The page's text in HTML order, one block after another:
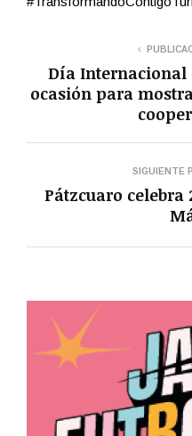
Día Internacional
ocasión para
SIGUIENTE
Pátzcuaro celebra